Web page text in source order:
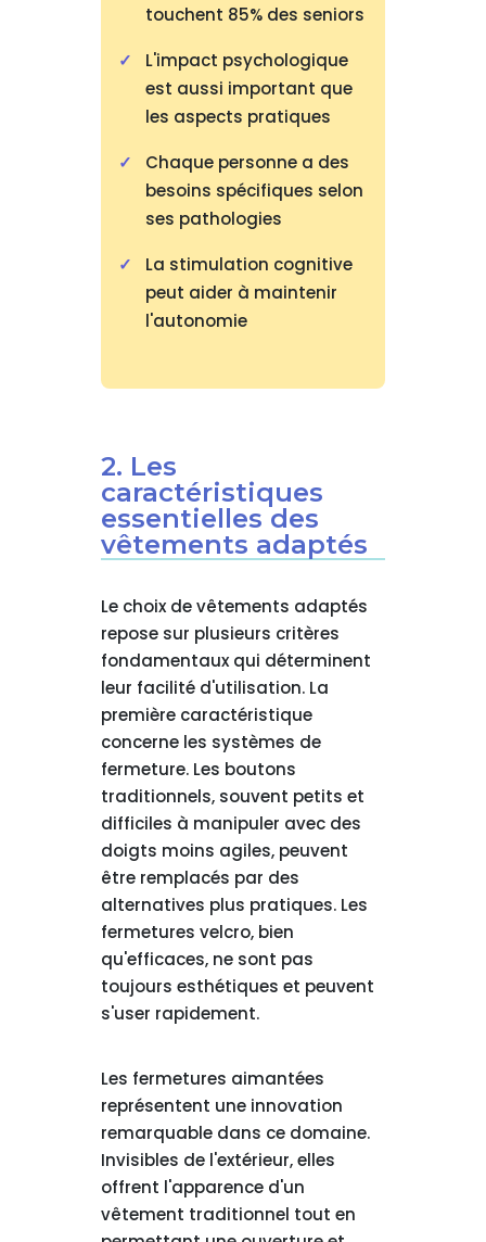
touchent 85% des seniors
L'impact psychologique
est aussi important que
les aspects pratiques
Chaque personne a des
besoins spécifiques selon
ses pathologies
La stimulation cognitive
peut aider à maintenir
l'autonomie
2. Les
caractéristiques
essentielles des
vêtements adaptés
Le choix de vêtements adaptés
repose sur plusieurs critères
fondamentaux qui déterminent
leur facilité d'utilisation. La
première caractéristique
concerne les systèmes de
fermeture. Les boutons
traditionnels, souvent petits et
difficiles à manipuler avec des
doigts moins agiles, peuvent
être remplacés par des
alternatives plus pratiques. Les
fermetures velcro, bien
qu'efficaces, ne sont pas
toujours esthétiques et peuvent
s'user rapidement.
Les fermetures aimantées
représentent une innovation
remarquable dans ce domaine.
Invisibles de l'extérieur, elles
offrent l'apparence d'un
vêtement traditionnel tout en